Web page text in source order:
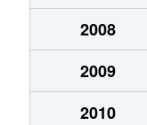
厚生町
厚生町
厚生町
2008
2009
2010